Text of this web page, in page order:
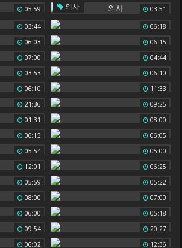
05:59
03:51
의사
03:44
06:18
06:03
06:15
07:00
04:44
03:53
06:10
06:10
11:33
21:36
09:25
01:31
08:00
06:15
06:05
05:54
05:00
12:01
06:25
05:59
05:22
08:00
07:00
06:00
05:18
09:54
20:27
06:02
12:36